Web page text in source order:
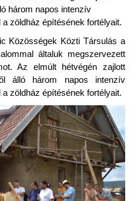
három napos intenzív
zöldház építésének fortélyait.
Közösségek Közti Társulás a
általuk megszervezett
Az elmúlt hétvégén zajlott
álló három napos intenzív
zöldház építésének fortélyait.